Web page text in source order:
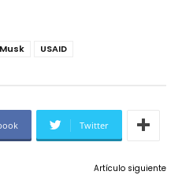
USAID
Twitter
Artículo siguiente